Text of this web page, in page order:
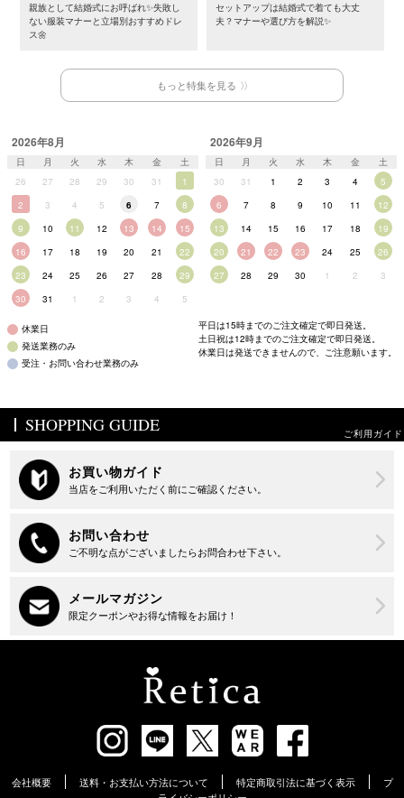
親族として結婚式にお呼ばれ✨失敗し
ない服装マナーと立場別おすすめドレ
ス🌼
セットアップは結婚式で着ても大丈
夫？マナーや選び方を解説✨
もっと特集を見る
2026年8月
日 月 火 水 木 金
土
26
27 28 29 30 31
1
2
3 4 5 6 7
8
9
10 11 12 13 14
15
16
17 18 19 20 21
22
23
24 25 26 27 28
29
30
31 1 2 3 4 5
2026年9月
日 月 火 水 木 金
土
30
31 1 2 3 4
5
6
7 8 9 10 11
12
13
14 15 16 17 18
19
20
21 22 23 24 25
26
27
28 29 30 1 2 3
休業日
発送業務のみ
受注・お問い合わせ業務のみ
平日は15時までのご注文確定で即日発送。
土日祝は12時までのご注文確定で即日発送。
休業日は発送できませんので、ご注意願います。
SHOPPING GUIDE ご利用ガイド
会社概要 送料・お支払い方法について 特定商取引法に基づく表示
プ